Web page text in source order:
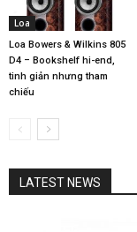
Loa
Loa Bowers & Wilkins 805
D4 – Bookshelf hi-end,
tinh giản nhưng tham
chiếu
LATEST NEWS